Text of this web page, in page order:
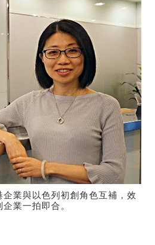
業與以色列初創角色互補，效
業一拍即合。